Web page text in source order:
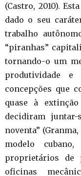
(Castro, 2010).
dado o seu
trabalho
“piranhas”
tornando-o um
produtividade e
concepções que
quase à
decidiram
noventa”
modelo
proprietários de
oficinas